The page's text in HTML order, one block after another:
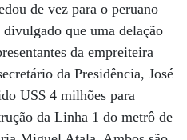
de vez para o peruano
que uma delação
da empreiteira
da Presidência, José
US$ 4 milhões para
da Linha 1 do metrô de